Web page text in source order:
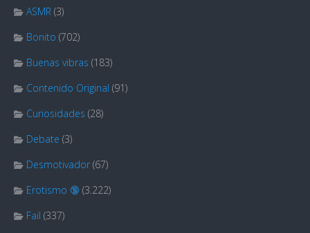
ASMR (3)
Bonito (702)
Buenas vibras (183)
Contenido Original (91)
Curiosidades (28)
Debate (3)
Desmotivador (67)
Erotismo 🔞 (3.222)
Fail (337)